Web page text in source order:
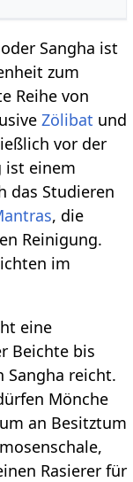
Sangha ist
zum
Reihe von
Zölibat und
vor der
ist einem
das Studieren
, die
Reinigung.
im
eine
Beichte bis
Sangha reicht.
Mönche
an Besitztum
Rasierer für